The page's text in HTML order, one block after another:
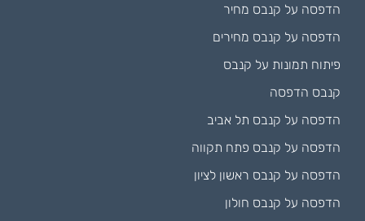
הדפסה על קנבס מחיר
הדפסה על קנבס מחירים
פיתוח תמונות על קנבס
קנבס הדפסה
הדפסה על קנבס תל אביב
הדפסה על קנבס פתח תקווה
הדפסה על קנבס ראשון לציון
הדפסה על קנבס חולון